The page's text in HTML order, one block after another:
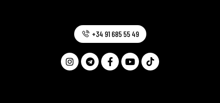
+34 91 685 55 49